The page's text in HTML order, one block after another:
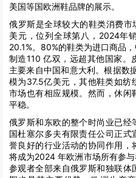
美国等国欧洲鞋品牌的展示。
俄罗斯是全球较大的鞋类消费
美元，位列全球第八，2024年
20.1%。80%的鞋类为进口商品
制造110 亿双，远超其他国家。
主要来自中国和意大利。根据数
模为37.5亿美元，其他鞋类如纺
市场也有相应规模。然而，休闲
平稳。
俄罗斯和东欧的整个时尚业已
国杜塞尔多夫有限责任公司正
誉良好的行业活动的协同作用，
将成为2024 年欧洲市场所有参
参观者全部来自俄罗斯和独联